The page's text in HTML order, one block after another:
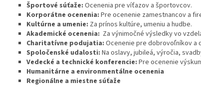
Športové súťaže: Ocenenia pre víťazov a športovcov.
Korporátne ocenenia: Pre ocenenie zamestnancov a
Kultúrne a umenie: Za prínos kultúre, umeniu a hudbe.
Akademické ocenenia: Za výnimočné výsledky vo
Charitatívne podujatia: Ocenenie pre dobrovoľníkov a
Spoločenské udalosti: Na oslavy, jubileá, výročia,
Vedecké a technické konferencie: Pre ocenenie
Humanitárne a environmentálne ocenenia
Regionálne a miestne súťaže